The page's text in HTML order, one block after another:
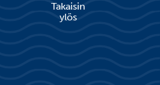
Takaisin
ylös